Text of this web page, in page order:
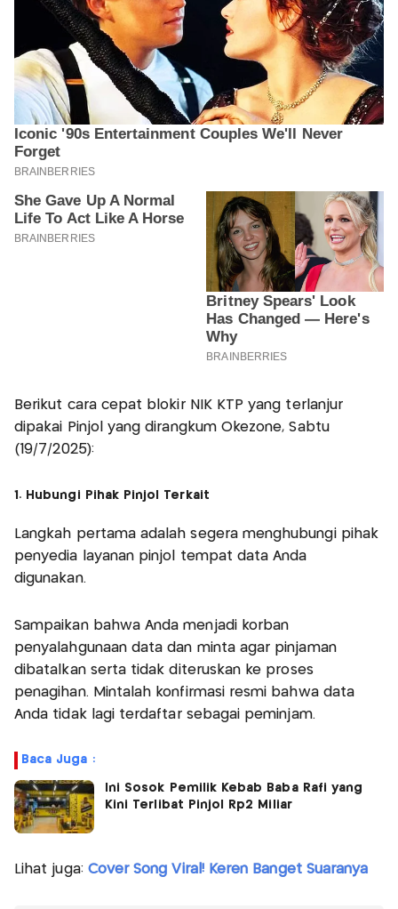
Berikut cara cepat blokir NIK KTP yang terlanjur
dipakai Pinjol yang dirangkum Okezone, Sabtu
(19/7/2025):
1. Hubungi Pihak Pinjol Terkait
Langkah pertama adalah segera menghubungi pihak
penyedia layanan pinjol tempat data Anda
digunakan.
Sampaikan bahwa Anda menjadi korban
penyalahgunaan data dan minta agar pinjaman
dibatalkan serta tidak diteruskan ke proses
penagihan. Mintalah konfirmasi resmi bahwa data
Anda tidak lagi terdaftar sebagai peminjam.
Baca Juga :
Ini Sosok Pemilik Kebab Baba Rafi yang
Kini Terlibat Pinjol Rp2 Miliar
Lihat juga: Cover Song Viral! Keren Banget Suaranya